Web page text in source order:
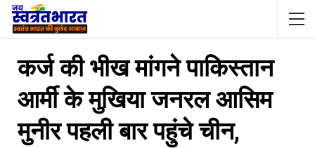
कर्ज की भीख मांगने पाकिस्‍तान
आर्मी के मुखिया जनरल आसिम
मुनीर पहली बार पहुंचे चीन,